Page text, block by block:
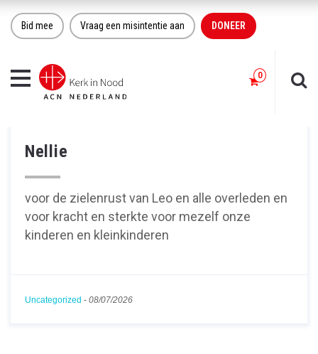
Bid mee Vraag een misintentie aan DONEER
Toggle
navigation
Nellie
voor de zielenrust van Leo en alle overleden en
voor kracht en sterkte voor mezelf onze
kinderen en kleinkinderen
Uncategorized - 08/07/2026